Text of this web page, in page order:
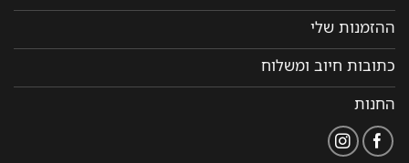
ההזמנות שלי
כתובות חיוב ומשלוח
החנות